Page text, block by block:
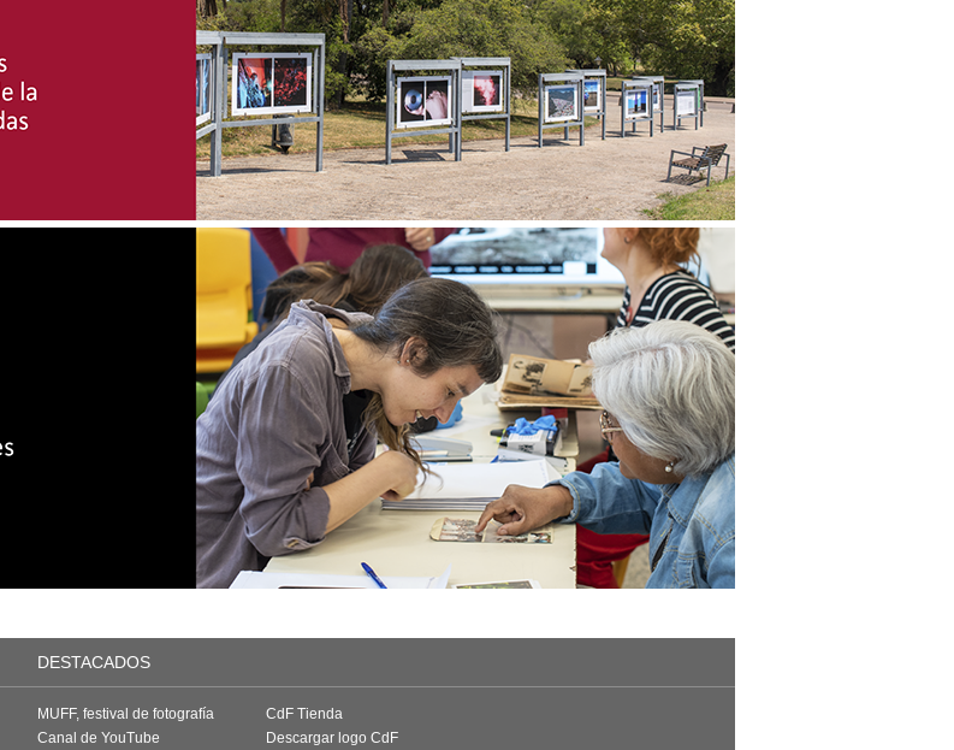
DESTACADOS
MUFF, festival de fotografía
Canal de YouTube
CdF Tienda
Descargar logo CdF